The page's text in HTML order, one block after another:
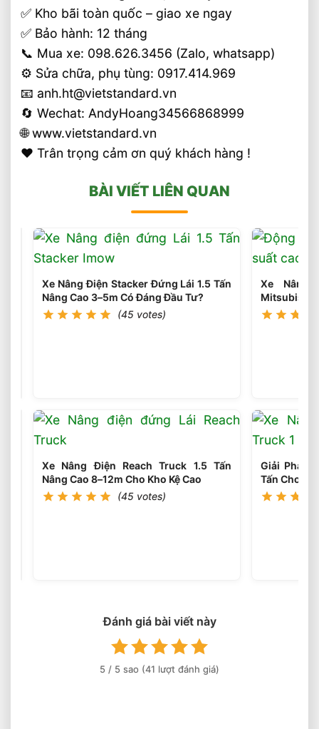
✅ Kho bãi toàn quốc – giao xe ngay
✅ Bảo hành: 12 tháng
📞 Mua xe: 098.626.3456 (Zalo, whatsapp)
⚙️ Sửa chữa, phụ tùng: 0917.414.969
📧 anh.ht@vietstandard.vn
🔄 Wechat: AndyHoang34566868999
🌐 www.vietstandard.vn
❤️ Trân trọng cảm ơn quý khách hàng !
BÀI VIẾT LIÊN QUAN
1.8
Tấn
Lựa
Tối
Ưu
Cho
Xe Nâng Điện Stacker Đứng Lái 1.5 Tấn
Nâng Cao 3–5m Có Đáng Đầu Tư?
(45 votes)
Xe Nâng Điện Reach Truck 1.5 Tấn
Nâng Cao 8–12m Cho Kho Kệ Cao
(45 votes)
Xe Nâng
Mitsubishi
Giải Pháp
Tấn Cho Kệ
Đánh giá bài viết này
5 / 5 sao (41 lượt đánh giá)